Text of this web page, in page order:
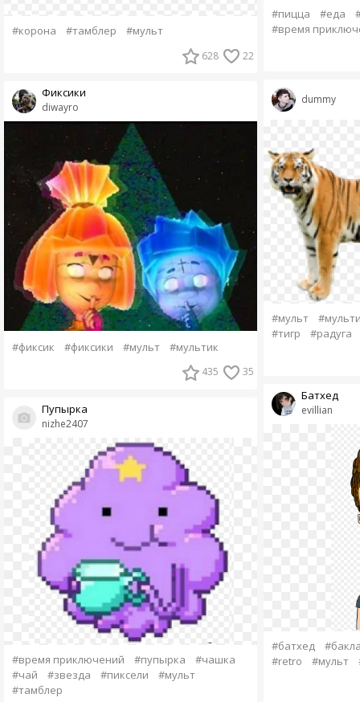
#корона #тамблер #мульт
628 22
diwayro
Фиксики
#фиксик #фиксики #мульт #мультик
435 35
nizhe2407
Пупырка
#время приключений #пупырка
#чашка
#чай
#звезда #пиксели
#мульт
#тамблер
#пицца #еда
#время
dummy
#мульт
#тигр
#радуга
evillian
Батхед
#батхед
#retro
#мульт